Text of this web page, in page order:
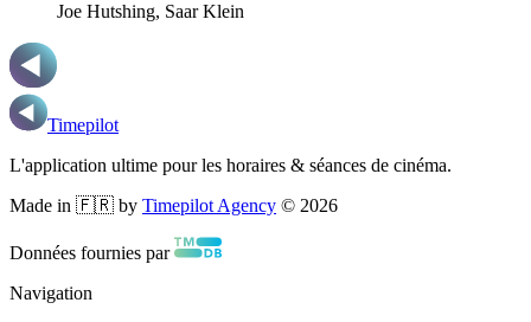
Joe Hutshing, Saar Klein
Timepilot
L'application ultime pour les horaires & séances de cinéma.
Made in 🇫🇷 by Timepilot Agency © 2026
Données fournies par
Navigation